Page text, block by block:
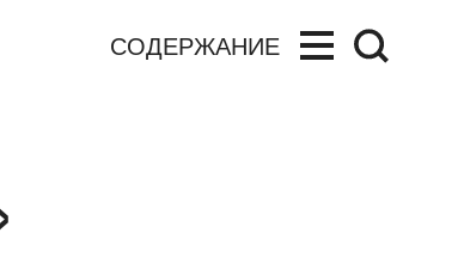
СОДЕРЖАНИЕ